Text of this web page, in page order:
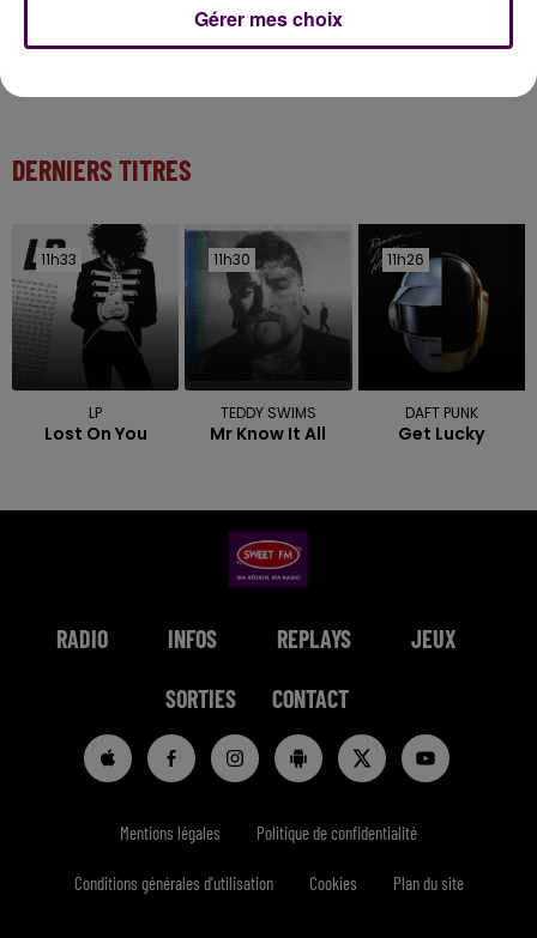
DERNIERS TITRES
11h33
11h33
LP
Lost On You
11h30
11h30
TEDDY SWIMS
Mr Know It All
11h26
11h26
DAFT PUNK
Get Lucky
RADIO INFOS REPLAYS JEUX
SORTIES CONTACT
Mentions légales Politique de confidentialité
Conditions générales d'utilisation Cookies Plan du site
Gérer mes choix